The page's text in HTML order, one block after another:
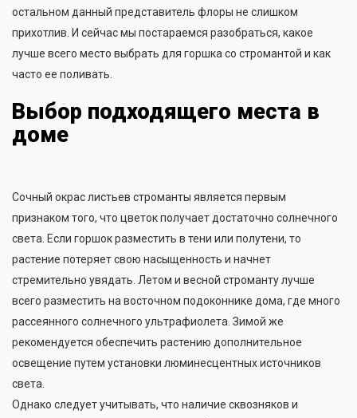
остальном данный представитель флоры не слишком
прихотлив. И сейчас мы постараемся разобраться, какое
лучше всего место выбрать для горшка со стромантой и как
часто ее поливать.
Выбор подходящего места в
доме
Сочный окрас листьев строманты является первым
признаком того, что цветок получает достаточно солнечного
света. Если горшок разместить в тени или полутени, то
растение потеряет свою насыщенность и начнет
стремительно увядать. Летом и весной строманту лучше
всего разместить на восточном подоконнике дома, где много
рассеянного солнечного ультрафиолета. Зимой же
рекомендуется обеспечить растению дополнительное
освещение путем установки люминесцентных источников
света.
Однако следует учитывать, что наличие сквозняков и